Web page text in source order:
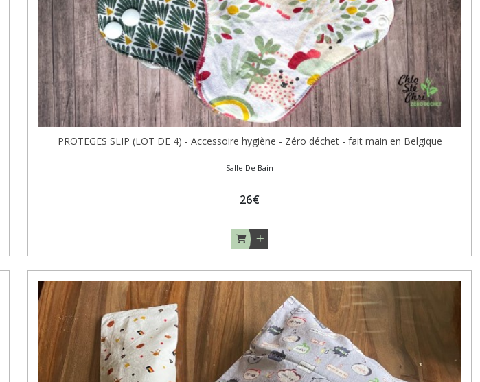
PROTEGES SLIP (LOT DE 4) - Accessoire hygiène - Zéro déchet - fait main en Belgique
Salle De Bain
26€